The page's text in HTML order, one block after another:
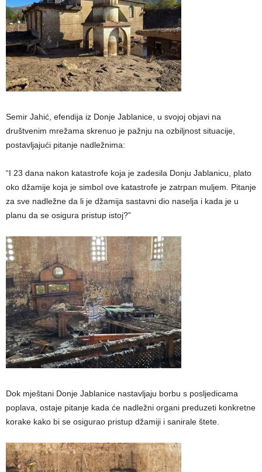
Semir Jahić, efendija iz Donje Jablanice, u svojoj objavi na
društvenim mrežama skrenuo je pažnju na ozbiljnost situacije,
postavljajući pitanje nadležnima:
“I 23 dana nakon katastrofe koja je zadesila Donju Jablanicu, plato
oko džamije koja je simbol ove katastrofe je zatrpan muljem. Pitanje
za sve nadležne da li je džamija sastavni dio naselja i kada je u
planu da se osigura pristup istoj?”
Dok mještani Donje Jablanice nastavljaju borbu s posljedicama
poplava, ostaje pitanje kada će nadležni organi preduzeti konkretne
korake kako bi se osigurao pristup džamiji i sanirale štete.